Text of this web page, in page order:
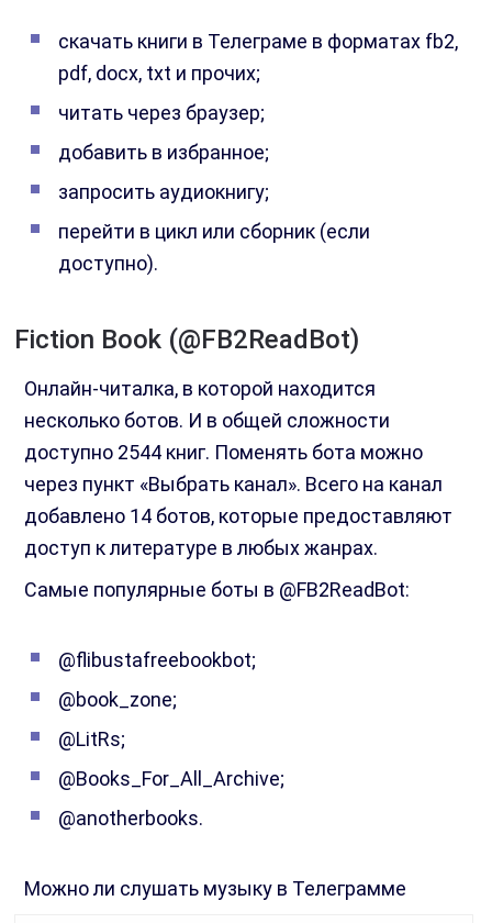
скачать книги в Телеграме в форматах fb2,
pdf, docx, txt и прочих;
читать через браузер;
добавить в избранное;
запросить аудиокнигу;
перейти в цикл или сборник (если
доступно).
Fiction Book (@FB2ReadBot)
Онлайн-читалка, в которой находится
несколько ботов. И в общей сложности
доступно 2544 книг. Поменять бота можно
через пункт «Выбрать канал». Всего на канал
добавлено 14 ботов, которые предоставляют
доступ к литературе в любых жанрах.
Самые популярные боты в @FB2ReadBot:
@flibustafreebookbot;
@book_zone;
@LitRs;
@Books_For_All_Archive;
@anotherbooks.
Можно ли слушать музыку в Телеграмме